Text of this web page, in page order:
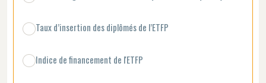
Taux d’insertion des diplômés de l’ETFP
Indice de financement de l'ETFP